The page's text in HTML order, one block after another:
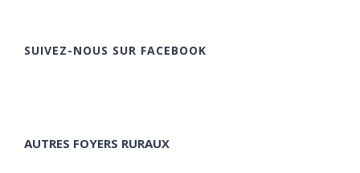
SUIVEZ-NOUS SUR FACEBOOK
AUTRES FOYERS RURAUX